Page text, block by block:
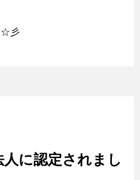
☆彡
に認定されまし